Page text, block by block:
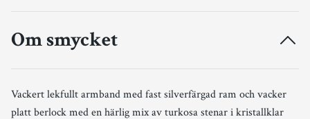
Om smycket
Vackert lekfullt armband med fast silverfärgad ram och vacker
platt berlock med en härlig mix av turkosa stenar i kristallklar